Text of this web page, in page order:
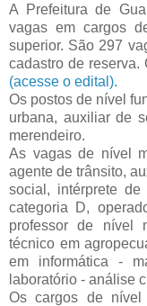
A Prefeitura de
vagas em cargos
superior. São 297
cadastro de
(acesse o edital).
Os postos de nível
urbana, auxiliar de
merendeiro.
As vagas de nível
agente de trânsito,
social, intérprete
categoria D,
professor de nível
técnico em
em informática -
laboratório - análise
Os cargos de nível